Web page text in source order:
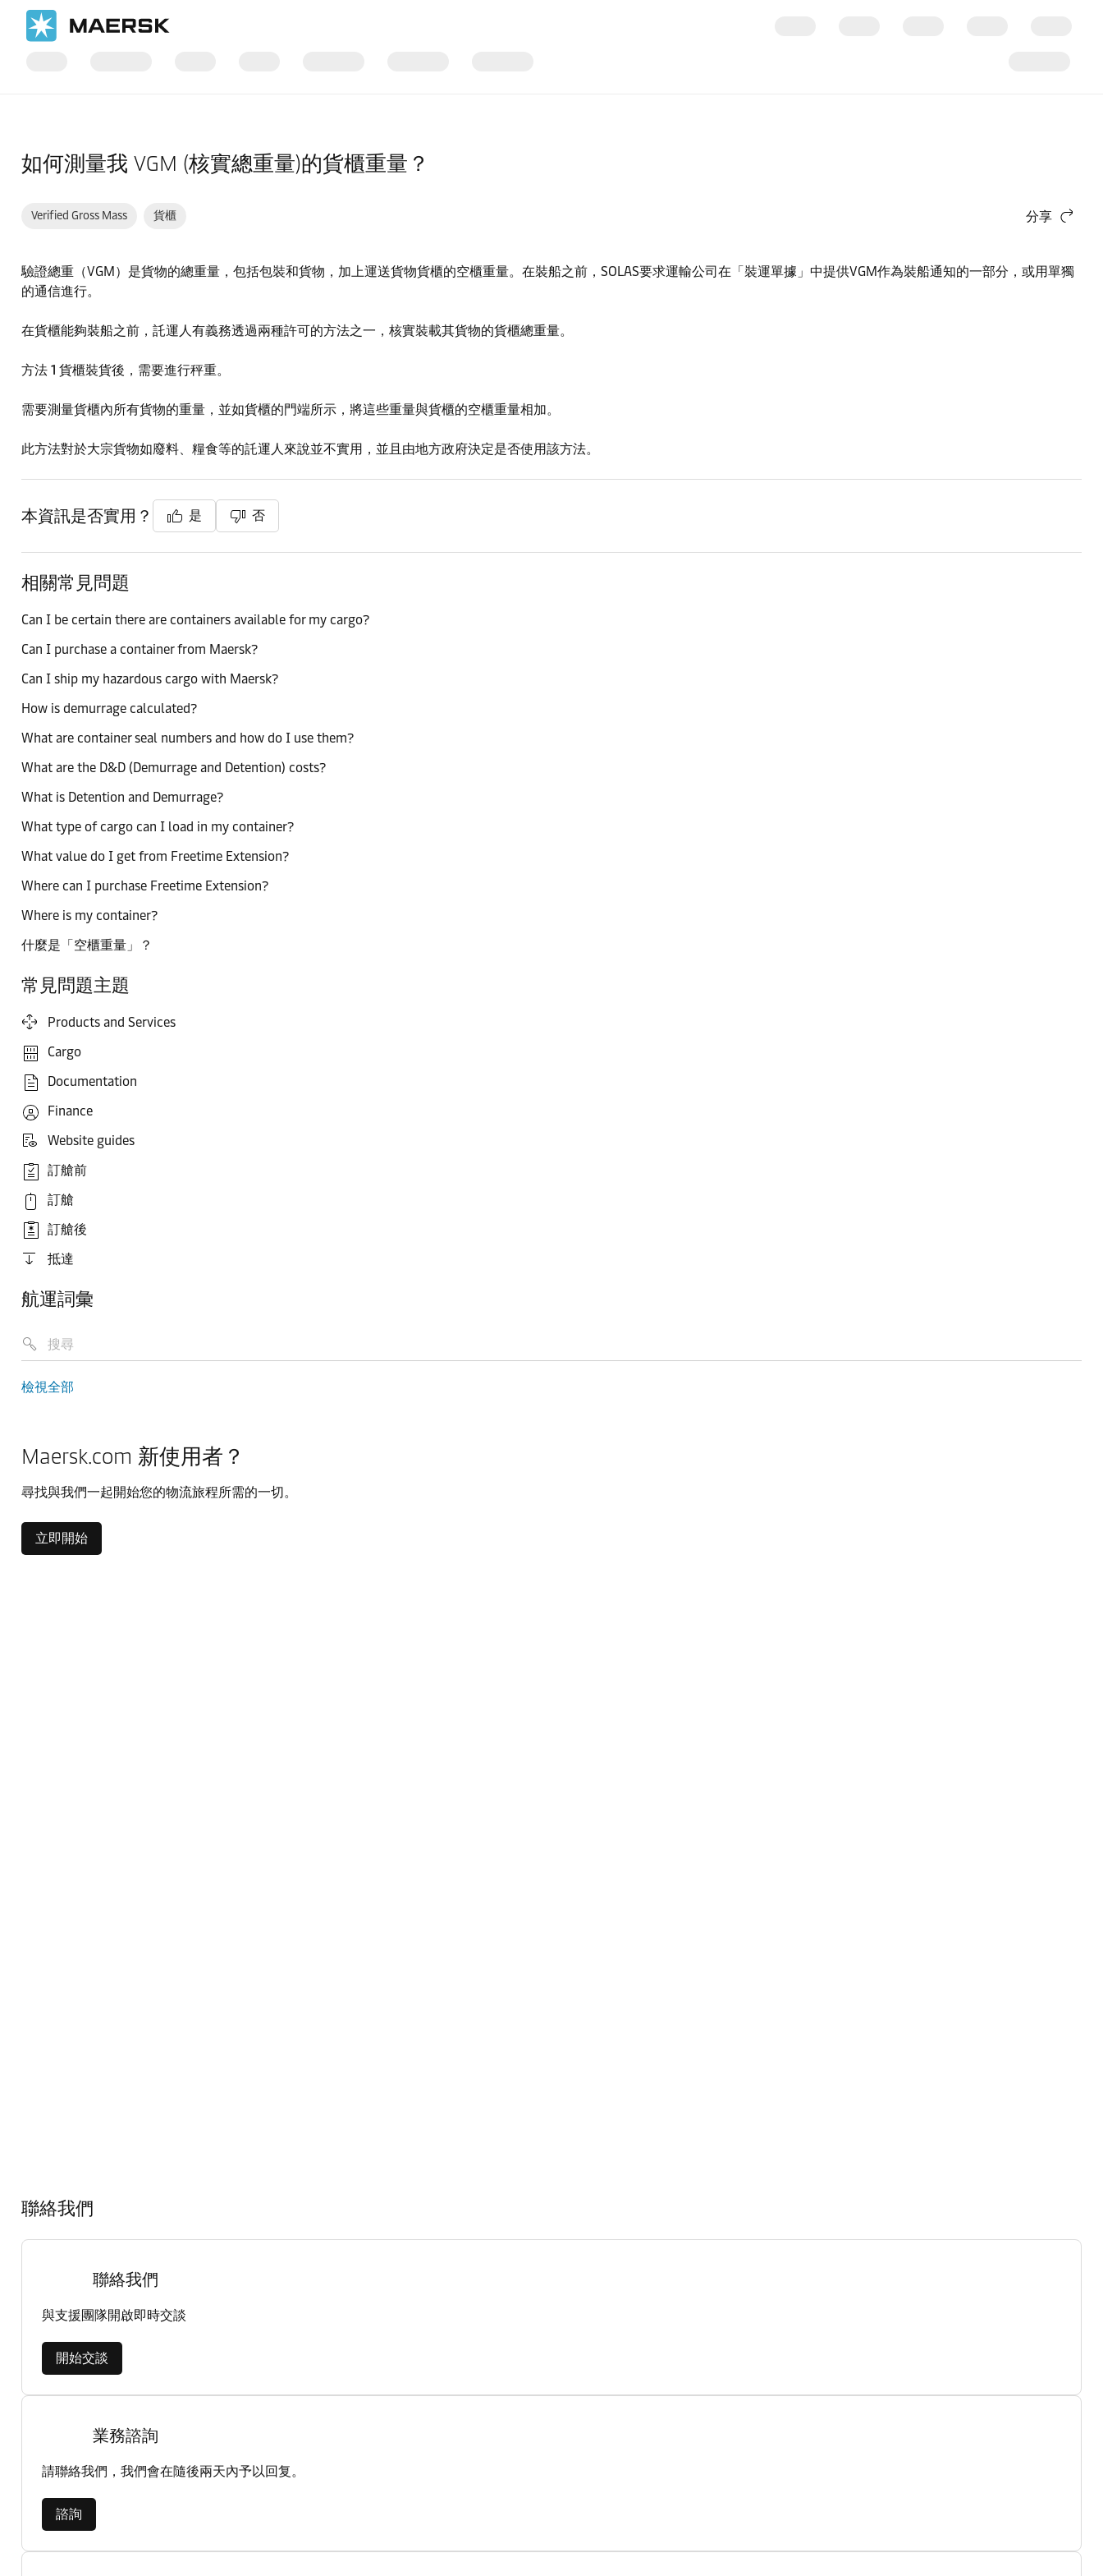
如何測量我 VGM (核實總重量)的貨櫃重量？
Verified Gross Mass 貨櫃 分享
驗證總重（VGM）是貨物的總重量，包括包裝和貨物，加上運送貨物貨櫃的空櫃重量。在裝船之前，SOLAS要求運輸公司在「裝運單據」中提供VGM作為裝船通知的一部分，或用單獨
的通信進行。
在貨櫃能夠裝船之前，託運人有義務透過兩種許可的方法之一，核實裝載其貨物的貨櫃總重量。
方法 1 貨櫃裝貨後，需要進行秤重。
需要測量貨櫃內所有貨物的重量，並如貨櫃的門端所示，將這些重量與貨櫃的空櫃重量相加。
此方法對於大宗貨物如廢料、糧食等的託運人來說並不實用，並且由地方政府決定是否使用該方法。
本資訊是否實用？ 是 否
相關常見問題
Can I be certain there are containers available for my cargo?
Can I purchase a container from Maersk?
Can I ship my hazardous cargo with Maersk?
How is demurrage calculated?
What are container seal numbers and how do I use them?
What are the D&D (Demurrage and Detention) costs?
What is Detention and Demurrage?
What type of cargo can I load in my container?
What value do I get from Freetime Extension?
Where can I purchase Freetime Extension?
Where is my container?
什麼是「空櫃重量」？
常見問題主題
Products and Services
Cargo
Documentation
Finance
Website guides
訂艙前
訂艙
訂艙後
抵達
航運詞彙
檢視全部
Maersk.com 新使用者？
尋找與我們一起開始您的物流旅程所需的一切。
立即開始
聯絡我們
聯絡我們
與支援團隊開啟即時交談
開始交談
業務諮詢
請聯絡我們，我們會在隨後兩天內予以回复。
諮詢